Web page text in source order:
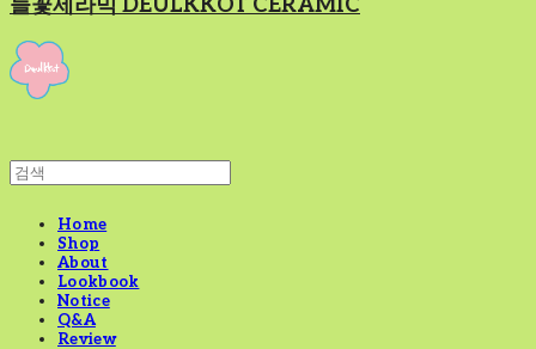
Home
Shop
About
Lookbook
Notice
Q&A
Review